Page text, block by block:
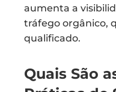
aumenta a
tráfego orgânico,
qualificado.
Quais São